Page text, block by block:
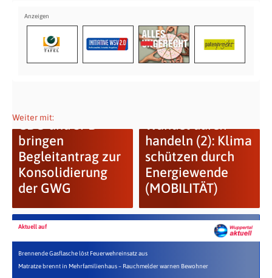
Weiter mit:
CDU und SPD
bringen
Begleitantrag zur
Konsolidierung
der GWG
Wandel durch
handeln (2): Klima
schützen durch
Energiewende
(MOBILITÄT)
Aktuell auf
Brennende Gasflasche löst Feuerwehreinsatz aus
Matratze brennt in Mehrfamilienhaus – Rauchmelder warnen Bewohner